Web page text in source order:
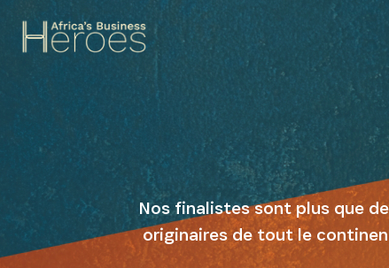
Nos finalistes sont plus que
originaires de tout le